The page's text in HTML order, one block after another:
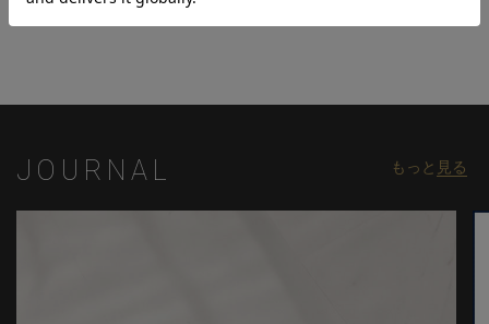
ラードコレクション。
JOURNAL もっと 見る